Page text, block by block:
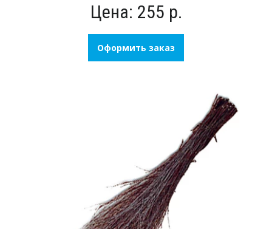
Цена: 255 р.
Оформить заказ